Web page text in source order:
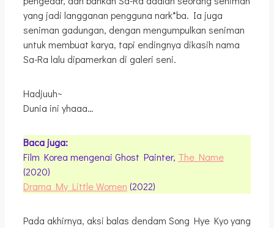
yang jadi langganan pengguna nark*ba. Ia juga
seniman gadungan, dengan mengumpulkan seniman
untuk membuat karya, tapi endingnya dikasih nama
Sa-Ra lalu dipamerkan di galeri seni.
Hadjuuh~
Dunia ini yhaaa…
Baca juga:
Film Korea mengenai Ghost Painter, The Name
(2020)
Drama My Little Women (2022)
Pada akhirnya, aksi balas dendam Song Hye Kyo yang